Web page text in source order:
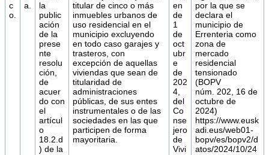
c
o.
a.
la
public
ación
de la
prese
nte
resolu
ción,
de
acuer
do con
el
artícul
o
18.2.d
) de la
titular de cinco o más
inmuebles urbanos de
uso residencial en el
municipio excluyendo
en todo caso garajes y
trasteros, con
excepción de aquellas
viviendas que sean de
titularidad de
administraciones
públicas, de sus entes
instrumentales o de las
sociedades en las que
participen de forma
mayoritaria.
en
de
1
de
oct
ubr
e
de
202
4,
del
Co
nse
jero
de
Vivi
por la que se
declara el
municipio de
Errenteria como
zona de
mercado
residencial
tensionado
(BOPV
núm. 202, 16 de
octubre de
2024)
https://www.eusk
adi.eus/web01-
bopv/es/bopv2/d
atos/2024/10/24